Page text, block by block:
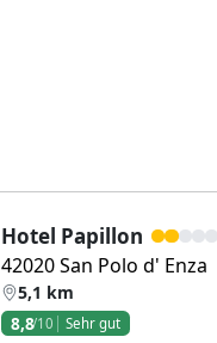
Hotel Papillon
42020 San Polo d' Enza
5,1 km
8,8/10 Sehr gut